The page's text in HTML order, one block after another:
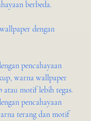
berbeda.
dengan
pencahayaan
warna wallpaper
atau motif lebih tegas.
pencahayaan
terang dan motif